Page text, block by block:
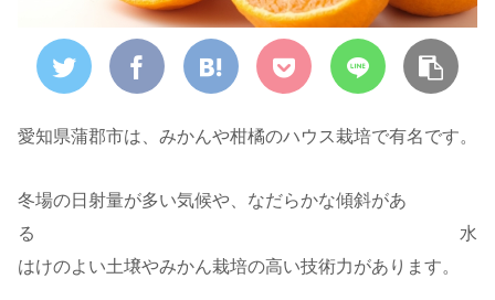
愛知県蒲郡市は、みかんや柑橘のハウス栽培で有名です。
冬場の日射量が多い気候や、なだらかな傾斜があ
る 水
はけのよい土壌やみかん栽培の高い技術力があります。